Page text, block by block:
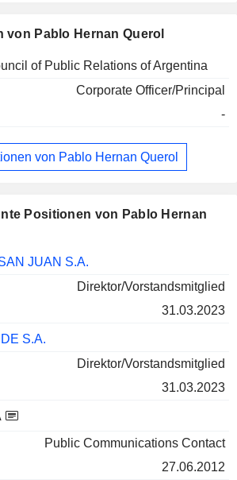
Pablo Hernan Querol
Beginn
of Public Relations of Argentina
Corporate Officer/Principal
-
von Pablo Hernan Querol
Positionen von Pablo Hernan
Ende
JUAN S.A.
Direktor/Vorstandsmitglied
31.03.2023
S.A.
Direktor/Vorstandsmitglied
31.03.2023
Public Communications Contact
27.06.2012